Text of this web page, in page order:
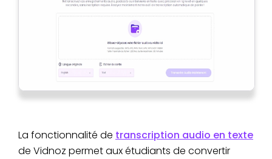
La fonctionnalité de transcription audio en texte
de Vidnoz permet aux étudiants de convertir